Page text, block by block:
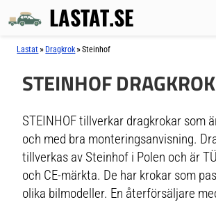
LASTAT.SE
Lastat » Dragkrok »Steinhof
STEINHOF DRAGKROK
STEINHOF tillverkar dragkrokar som
och med bra monteringsanvisning.
tillverkas av Steinhof i Polen och är
och CE-märkta. De har krokar som
olika bilmodeller. En återförsäljare